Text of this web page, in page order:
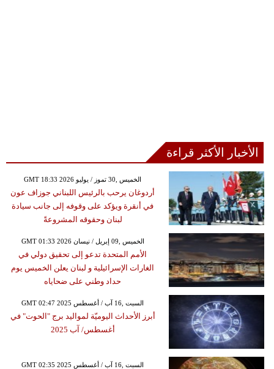
الأخبار الأكثر قراءة
GMT 18:33 2026 الخميس ,30 تموز / يوليو
أردوغان يرحب بالرئيس اللبناني جوزاف عون
في أنقرة ويؤكد على وقوفه إلى جانب سيادة
لبنان وحقوقه المشروعةً
GMT 01:33 2026 الخميس ,09 إبريل / نيسان
الأمم المتحدة تدعو إلى تحقيق دولي في
الغارات الإسرائيلية و لبنان يعلن الخميس يوم
حداد وطني على ضحاياه
GMT 02:47 2025 السبت ,16 آب / أغسطس
أبرز الأحداث اليوميّة لمواليد برج "الحوت" في
أغسطس/ آب 2025
GMT 02:35 2025 السبت ,16 آب / أغسطس